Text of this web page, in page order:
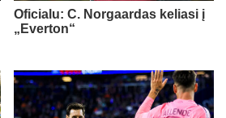
Oficialu: C. Norgaardas keliasi į
„Everton“